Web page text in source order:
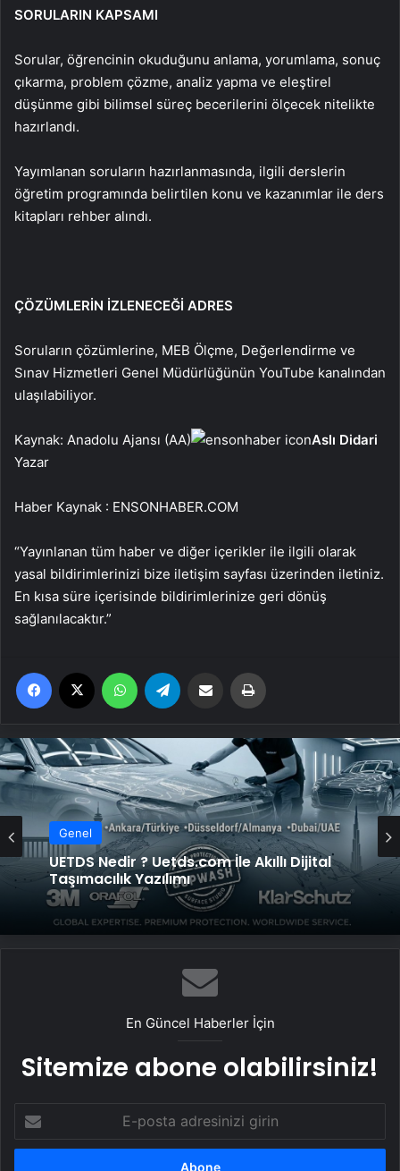
SORULARIN KAPSAMI
Sorular, öğrencinin okuduğunu anlama, yorumlama, sonuç
çıkarma, problem çözme, analiz yapma ve eleştirel
düşünme gibi bilimsel süreç becerilerini ölçecek nitelikte
hazırlandı.
Yayımlanan soruların hazırlanmasında, ilgili derslerin
öğretim programında belirtilen konu ve kazanımlar ile ders
kitapları rehber alındı.
ÇÖZÜMLERİN İZLENECEĞİ ADRES
Soruların çözümlerine, MEB Ölçme, Değerlendirme ve
Sınav Hizmetleri Genel Müdürlüğünün YouTube kanalından
ulaşılabiliyor.
Kaynak: Anadolu Ajansı (AA)
Aslı Didari
Yazar
Haber Kaynak : ENSONHABER.COM
“Yayınlanan tüm haber ve diğer içerikler ile ilgili olarak
yasal bildirimlerinizi bize iletişim sayfası üzerinden iletiniz.
En kısa süre içerisinde bildirimlerinize geri dönüş
sağlanılacaktır.”
Facebook WhatsApp Email'den paylaş
Genel
UETDS Nedir ? Uetds.com İle Akıllı Dijital
Genel
Yeni Dünya Düzensizliği Çağında Türk Dış
Politikası ve Hakan Fidan Faktörü
En Güncel Haberler İçin
Sitemize abone olabilirsiniz!
posta
adresinizi